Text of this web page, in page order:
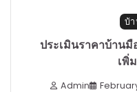
บ้
ประเมินราคาบ้าน
เพิ่
Admin